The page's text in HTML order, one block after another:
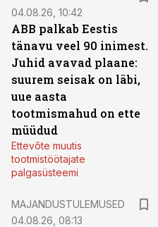
04.08.26, 10:42
ABB palkab Eestis
tänavu veel 90 inimest.
Juhid avavad plaane:
suurem seisak on läbi,
uue aasta
tootmismahud on ette
müüdud
Ettevõte muutis
tootmistöötajate
palgasüsteemi
MAJANDUSTULEMUSED
04.08.26, 08:13